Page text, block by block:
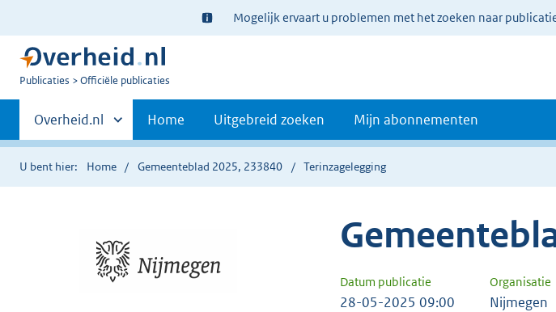
Ter
informatie:
Mogelijk ervaart u problemen met het zoeken naar
U
Publicaties Officiële publicaties
Primaire
navigatie
Andere
sites
binnen
Overheid.nl Home Uitgebreid zoeken Mijn abonnementen
U bent hier: Home Gemeenteblad 2025, 233840 Terinzagelegging
Datum publicatie Organisatie
28-05-2025 09:00 Nijmegen